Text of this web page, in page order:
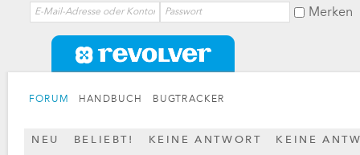
Merken
FORUM HANDBUCH BUGTRACKER
NEU BELIEBT! KEINE ANTWORT KEINE